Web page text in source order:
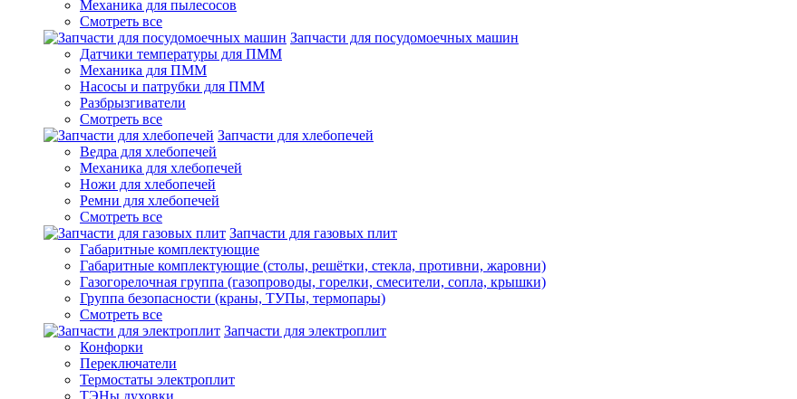
Механика для пылесосов
Смотреть все
Запчасти для посудомоечных машин
Датчики температуры для ПММ
Механика для ПММ
Насосы и патрубки для ПММ
Разбрызгиватели
Смотреть все
Запчасти для хлебопечей
Ведра для хлебопечей
Механика для хлебопечей
Ножи для хлебопечей
Ремни для хлебопечей
Смотреть все
Запчасти для газовых плит
Габаритные комплектующие
Габаритные комплектующие (столы, решётки, стекла, противни, жаровни)
Газогорелочная группа (газопроводы, горелки, смесители, сопла, крышки)
Группа безопасности (краны, ТУПы, термопары)
Смотреть все
Запчасти для электроплит
Конфорки
Переключатели
Термостаты электроплит
ТЭНы духовки